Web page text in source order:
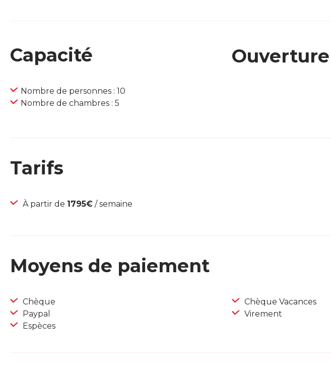
Capacité
Nombre de personnes : 10
Nombre de chambres : 5
Ouverture
Tarifs
À partir de 1795€ / semaine
Moyens de paiement
Chèque
Paypal
Espèces
Chèque Vacances
Virement